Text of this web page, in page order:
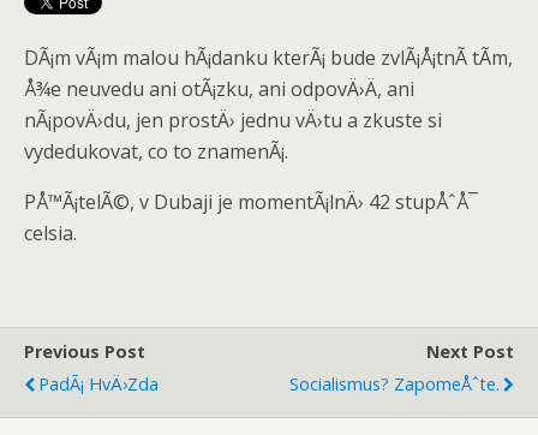
DÃ¡m vÃ¡m malou hÃ¡danku kterÃ¡ bude zvlÃ¡Å¡tnÃ­ tÃ­m,
Å¾e neuvedu ani otÃ¡zku, ani odpovÄ›Ä, ani
nÃ¡povÄ›du, jen prostÄ› jednu vÄ›tu a zkuste si
vydedukovat, co to znamenÃ¡.
PÅ™Ã¡telÃ©, v Dubaji je momentÃ¡lnÄ› 42 stupÅˆÅ¯
celsia.
Previous Post
PadÃ¡ HvÄ›zda
Next Post
Socialismus? ZapomeÅˆte.